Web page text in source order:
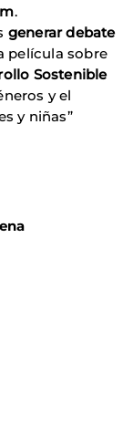
.
generar debate
película sobre
Sostenible
y el
y niñas”